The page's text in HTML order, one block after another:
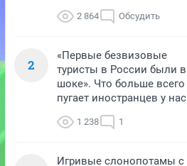
2 864 Обсудить
2
«Первые безвизовые
туристы в России были в
шоке». Что больше всего
пугает иностранцев у нас
1 238 1
Игривые слонопотамы с